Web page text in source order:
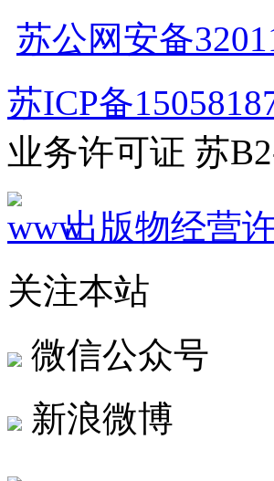
苏公网安备
苏ICP备
业务许可证 苏
出版物经营
关注本站
微信公众号
新浪微博